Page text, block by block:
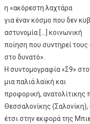
η «ακόρεστη λαχτάρα
για έναν κόσμο που δεν
αστυνομία […] κοινωνική
ποίηση που συντηρεί
στο δυνατό».
Η συντομογραφία «Σ9»
μια παλιά λαϊκή και
προφορική, ανατολίτικης
Θεσσαλονίκης (Σαλονίκη),
έτσι στην εκφορά της